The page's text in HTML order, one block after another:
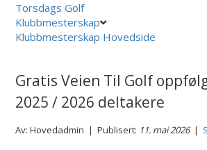
Torsdags Golf
Klubbmesterskap
Klubbmesterskap Hovedside
Gratis Veien Til Golf
2025 / 2026 deltakere
Av: Hovedadmin | Publisert: 11. mai 2026|